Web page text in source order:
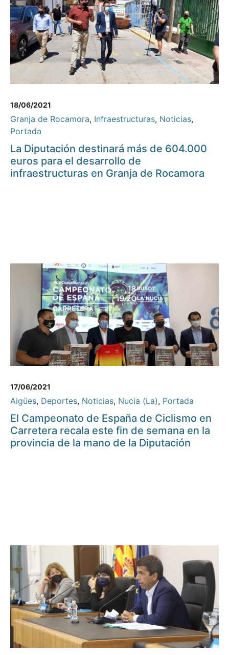
18/06/2021
Granja de Rocamora, Infraestructuras, Noticias,
Portada
La Diputación destinará más de 604.000
euros para el desarrollo de
infraestructuras en Granja de Rocamora
17/06/2021
Aigües, Deportes, Noticias, Nucia (La), Portada
El Campeonato de España de Ciclismo en
Carretera recala este fin de semana en la
provincia de la mano de la Diputación